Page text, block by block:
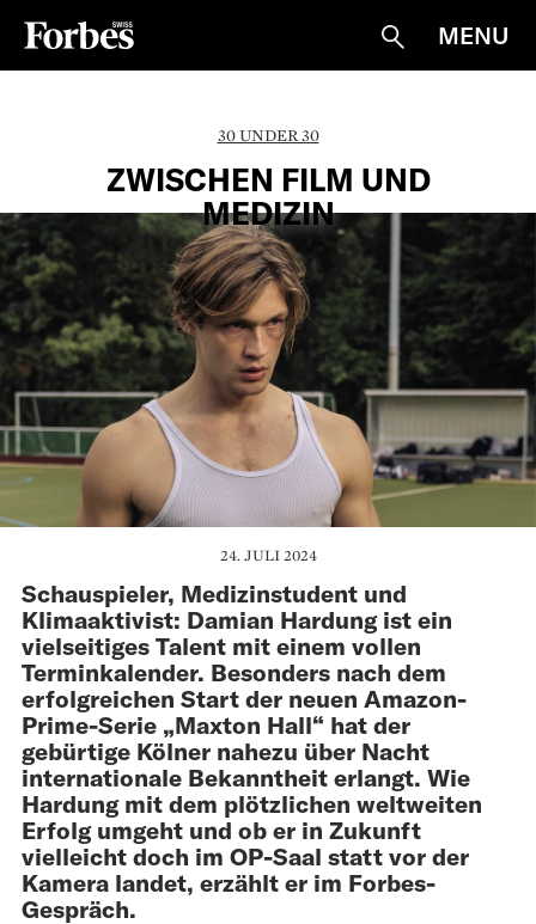
Suche
MENU
30 UNDER 30
ZWISCHEN FILM UND
MEDIZIN
24. JULI 2024
Schauspieler, Medizinstudent und
Klimaaktivist: Damian Hardung ist ein
vielseitiges Talent mit einem vollen
Terminkalender. Besonders nach dem
erfolgreichen Start der neuen Amazon-
Prime-Serie „Maxton Hall“ hat der
gebürtige Kölner nahezu über Nacht
internationale Bekanntheit erlangt. Wie
Hardung mit dem plötzlichen weltweiten
Erfolg umgeht und ob er in Zukunft
vielleicht doch im OP-Saal statt vor der
Kamera landet, erzählt er im Forbes-
Gespräch.